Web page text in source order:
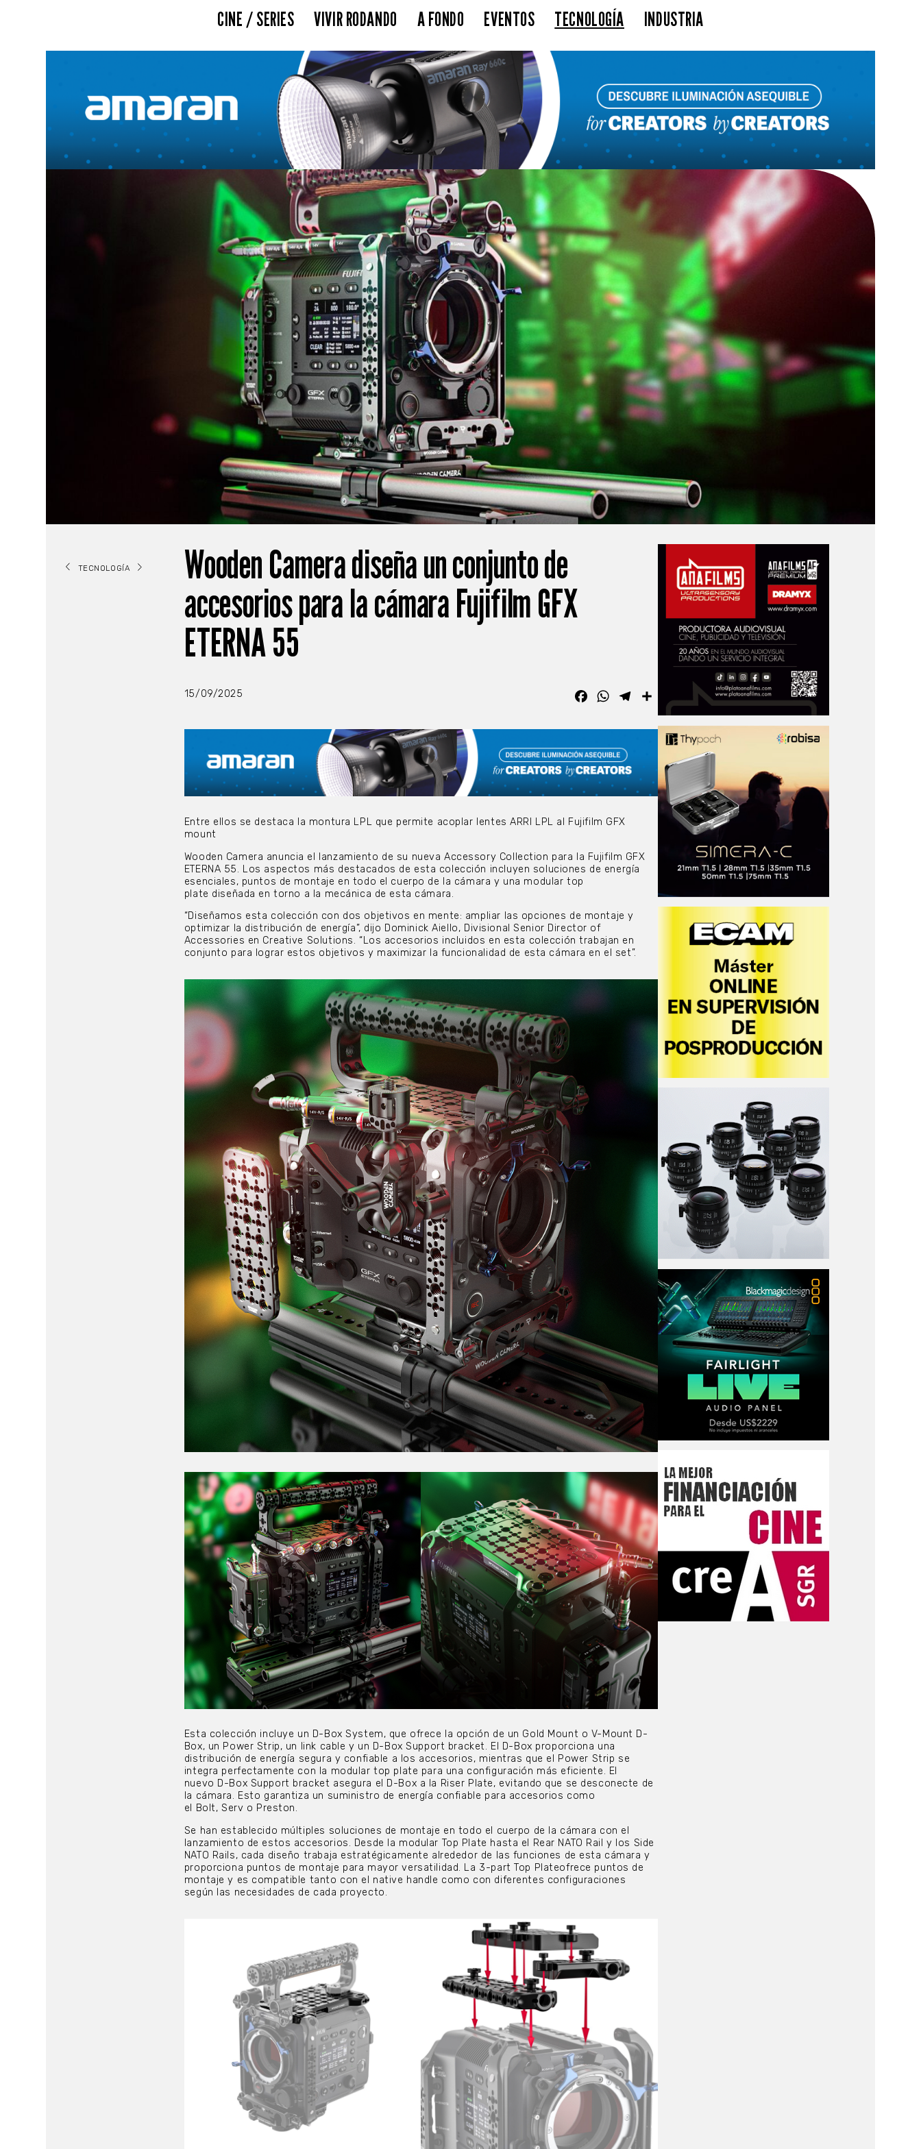
CINE / SERIES VIVIR RODANDO A FONDO EVENTOS TECNOLOGÍA INDUSTRIA
TECNOLOGÍA
Wooden Camera diseña un conjunto de
accesorios para la cámara Fujifilm GFX
ETERNA 55
15/09/2025 FacebookWhatsAppTelegramCompartir
Entre ellos se destaca la montura LPL que permite acoplar lentes ARRI LPL al Fujifilm GFX
mount
Wooden Camera anuncia el lanzamiento de su nueva Accessory Collection para la Fujifilm GFX
ETERNA 55. Los aspectos más destacados de esta colección incluyen soluciones de energía
esenciales, puntos de montaje en todo el cuerpo de la cámara y una modular top
plate diseñada en torno a la mecánica de esta cámara.
“Diseñamos esta colección con dos objetivos en mente: ampliar las opciones de montaje y
optimizar la distribución de energía”, dijo Dominick Aiello, Divisional Senior Director of
Accessories en Creative Solutions. “Los accesorios incluidos en esta colección trabajan en
conjunto para lograr estos objetivos y maximizar la funcionalidad de esta cámara en el set”.
Esta colección incluye un D-Box System, que ofrece la opción de un Gold Mount o V-Mount D-
Box, un Power Strip, un link cable y un D-Box Support bracket. El D-Box proporciona una
distribución de energía segura y confiable a los accesorios, mientras que el Power Strip se
integra perfectamente con la modular top plate para una configuración más eficiente. El
nuevo D-Box Support bracket asegura el D-Box a la Riser Plate, evitando que se desconecte de
la cámara. Esto garantiza un suministro de energía confiable para accesorios como
el Bolt, Serv o Preston.
Se han establecido múltiples soluciones de montaje en todo el cuerpo de la cámara con el
lanzamiento de estos accesorios. Desde la modular Top Plate hasta el Rear NATO Rail y los Side
NATO Rails, cada diseño trabaja estratégicamente alrededor de las funciones de esta cámara y
proporciona puntos de montaje para mayor versatilidad. La 3-part Top Plateofrece puntos de
montaje y es compatible tanto con el native handle como con diferentes configuraciones
según las necesidades de cada proyecto.